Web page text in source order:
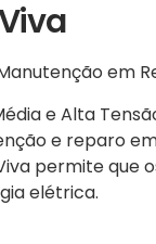
em
e Alta
e reparo
permite que
elétrica.